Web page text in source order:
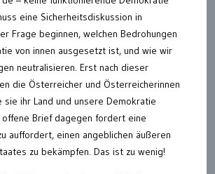
eine Sicherheitsdiskussion in
Frage beginnen, welchen Bedrohungen
von innen ausgesetzt ist, und wie wir
neutralisieren. Erst nach dieser
die Österreicher und Österreicherinnen
sie ihr Land und unsere Demokratie
Brief dagegen fordert eine
auffordert, einen angeblichen äußeren
zu bekämpfen. Das ist zu wenig!